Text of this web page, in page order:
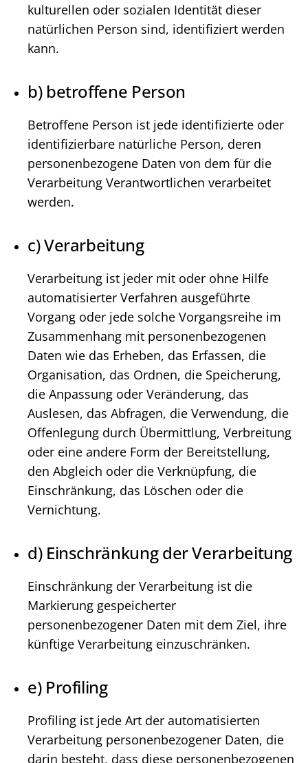
kulturellen oder sozialen Identität dieser
natürlichen Person sind, identifiziert werden
kann.
b) betroffene Person
Betroffene Person ist jede identifizierte oder
identifizierbare natürliche Person, deren
personenbezogene Daten von dem für die
Verarbeitung Verantwortlichen verarbeitet
werden.
c) Verarbeitung
Verarbeitung ist jeder mit oder ohne Hilfe
automatisierter Verfahren ausgeführte
Vorgang oder jede solche Vorgangsreihe im
Zusammenhang mit personenbezogenen
Daten wie das Erheben, das Erfassen, die
Organisation, das Ordnen, die Speicherung,
die Anpassung oder Veränderung, das
Auslesen, das Abfragen, die Verwendung, die
Offenlegung durch Übermittlung, Verbreitung
oder eine andere Form der Bereitstellung,
den Abgleich oder die Verknüpfung, die
Einschränkung, das Löschen oder die
Vernichtung.
d) Einschränkung der Verarbeitung
Einschränkung der Verarbeitung ist die
Markierung gespeicherter
personenbezogener Daten mit dem Ziel, ihre
künftige Verarbeitung einzuschränken.
e) Profiling
Profiling ist jede Art der automatisierten
Verarbeitung personenbezogener Daten, die
darin besteht, dass diese personenbezogenen